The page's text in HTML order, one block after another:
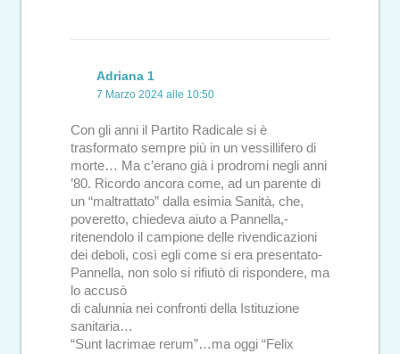
Adriana 1
7 Marzo 2024 alle 10:50
Con gli anni il Partito Radicale si è
trasformato sempre più in un vessillifero di
morte… Ma c’erano già i prodromi negli anni
’80. Ricordo ancora come, ad un parente di
un “maltrattato” dalla esimia Sanità, che,
poveretto, chiedeva aiuto a Pannella,-
ritenendolo il campione delle rivendicazioni
dei deboli, così egli come si era presentato-
Pannella, non solo si rifiutò di rispondere, ma
lo accusò
di calunnia nei confronti della Istituzione
sanitaria…
“Sunt lacrimae rerum”…ma oggi “Felix